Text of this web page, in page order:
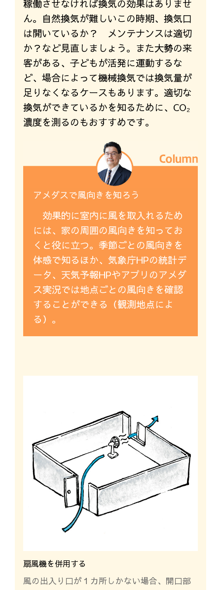
稼働させなければ換気の効果はありませ
ん。自然換気が難しいこの時期、換気口
は開いているか？ メンテナンスは適切
か？など見直しましょう。また大勢の来
客がある、子どもが活発に運動するな
ど、場合によって機械換気では換気量が
足りなくなるケースもあります。適切な
換気ができているかを知るために、CO₂
濃度を測るのもおすすめです。
アメダスで風向きを知ろう
効果的に室内に風を取入れるため
には、家の周囲の風向きを知ってお
くと役に立つ。季節ごとの風向きを
体感で知るほか、気象庁HPの統計デ
ータ、天気予報HPやアプリのアメダ
ス実況では地点ごとの風向きを確認
することができる（観測地点によ
る）。
扇風機を併用する
風の出入り口が１カ所しかない場合、開口部